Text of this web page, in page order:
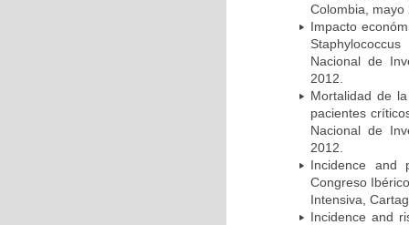
Colombia, mayo
Impacto
Nacional de
2012.
Mortalidad de
pacientes
Nacional de
2012.
Incidence and
Congreso
Intensiva,
Incidence and